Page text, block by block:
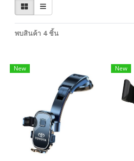
พบสินค้า 4 ชิ้น
New New